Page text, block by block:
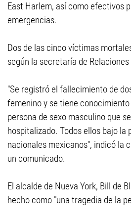
East Harlem, así como efectivos
emergencias.
Dos de las cinco víctimas
según la secretaría de
"Se registró el fallecimiento de
femenino y se tiene
persona de sexo masculino que
hospitalizado. Todos ellos bajo la
nacionales mexicanos", indicó la
un comunicado.
El alcalde de Nueva York, Bill de
hecho como "una tragedia de la